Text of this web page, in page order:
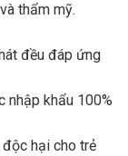
thẩm mỹ.
đều đáp ứng
nhập khẩu 100%
độc hại cho trẻ